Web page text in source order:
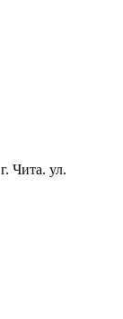
г. Чита. ул.